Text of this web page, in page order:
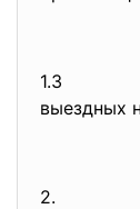
1.3
выездных
2.